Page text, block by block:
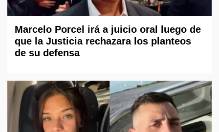
Marcelo Porcel irá a juicio oral luego de
que la Justicia rechazara los planteos
de su defensa